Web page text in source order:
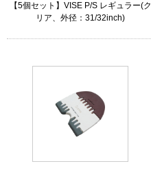
【5個セット】VISE P/S レギュラー(ク
リア、外径：31/32inch)